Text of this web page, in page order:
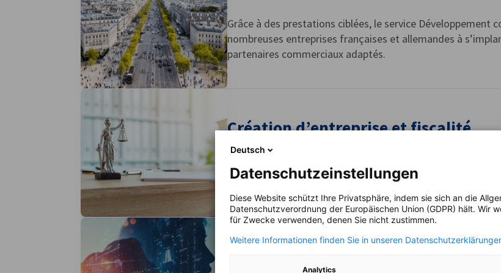
Grâce à des prestations ciblées, le service Développement
nombreuses entreprises françaises et allemandes à
partenaires commerciaux adaptés.
Création d’entreprise et fiscalité
Vous cherchez des réponses concrètes concernant le
juristes franco-allemands vous accompagne.
Ressources Humaines, Droit du
Deutsch
Datenschutzeinstellungen
Diese Website schützt Ihre Privatsphäre, indem sie sich an die
Datenschutzverordnung der Europäischen Union (GDPR) hält. Wir
für Zwecke verwenden, denen Sie nicht zustimmen.
Weitere Informationen finden Sie in unseren
Analytics